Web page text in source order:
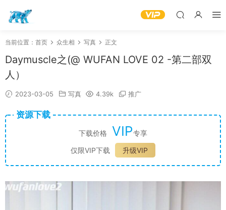
当前位置： 首页 众生相 写真 正文
Daymuscle之(@ WUFAN LOVE 02 -第二部双
人）
2023-03-05 写真 4.39k 推广
资源下载
下载价格 VIP专享
仅限VIP下载
升级VIP